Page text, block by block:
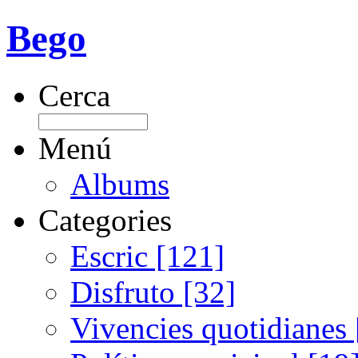
Bego
Cerca
Menú
Albums
Categories
Escric [121]
Disfruto [32]
Vivencies